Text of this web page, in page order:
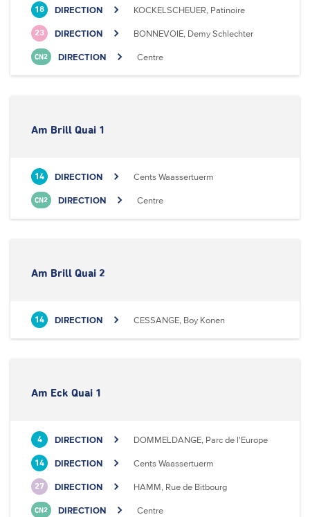
18 DIRECTION KOCKELSCHEUER, Patinoire
23 DIRECTION BONNEVOIE, Demy Schlechter
CN2 DIRECTION Centre
Am Brill Quai 1
14 DIRECTION Cents Waassertuerm
CN2 DIRECTION Centre
Am Brill Quai 2
14 DIRECTION CESSANGE, Boy Konen
Am Eck Quai 1
4 DIRECTION DOMMELDANGE, Parc de l'Europe
14 DIRECTION Cents Waassertuerm
27 DIRECTION HAMM, Rue de Bitbourg
CN2 DIRECTION Centre